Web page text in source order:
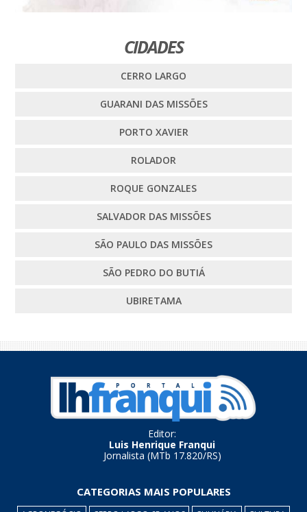
CIDADES
CERRO LARGO
GUARANI DAS MISSÕES
PORTO XAVIER
ROLADOR
ROQUE GONZALES
SALVADOR DAS MISSÕES
SÃO PAULO DAS MISSÕES
SÃO PEDRO DO BUTIÁ
UBIRETAMA
Editor:
Luis Henrique Franqui
Jornalista (MTb 17.820/RS)
CATEGORIAS MAIS POPULARES